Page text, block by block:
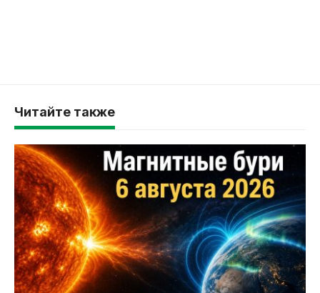
Читайте также